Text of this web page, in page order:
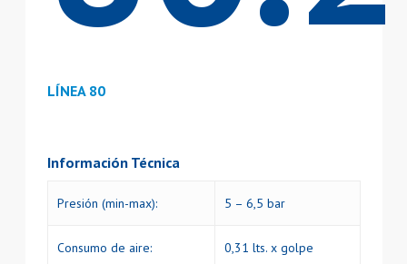
LÍNEA 80
Información Técnica
Presión (min-max): 5 – 6,5 bar
Consumo de aire: 0,31 lts. x golpe